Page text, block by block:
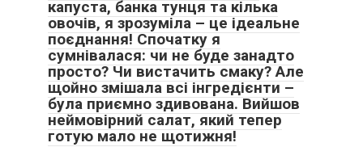
капуста, банка тунця та кілька
овочів, я зрозуміла – це ідеальне
поєднання! Спочатку я
сумнівалася: чи не буде занадто
просто? Чи вистачить смаку? Але
щойно змішала всі інгредієнти –
була приємно здивована. Вийшов
неймовірний салат, який тепер
готую мало не щотижня!